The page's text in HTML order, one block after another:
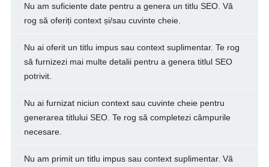
Nu am suficiente date pentru a genera un titlu SEO. Vă
rog să oferiți context și/sau cuvinte cheie.
Nu ai oferit un titlu impus sau context suplimentar. Te rog
să furnizezi mai multe detalii pentru a genera titlul SEO
potrivit.
Nu ai furnizat niciun context sau cuvinte cheie pentru
generarea titlului SEO. Te rog să completezi câmpurile
necesare.
Nu am primit un titlu impus sau context suplimentar. Vă